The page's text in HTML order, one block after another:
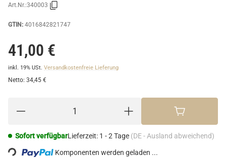
Art.Nr.:340003
GTIN: 4016842821747
41,00 €
inkl. 19% USt. Versandkostenfreie Lieferung
Netto: 34,45 €
Sofort verfügbarLieferzeit: 1 - 2 Tage (DE - Ausland abweichend)
Komponenten werden geladen ...